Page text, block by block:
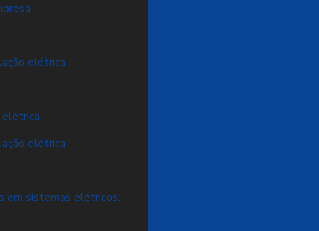
elétrica
elétrica
elétrica
em sistemas elétricos.